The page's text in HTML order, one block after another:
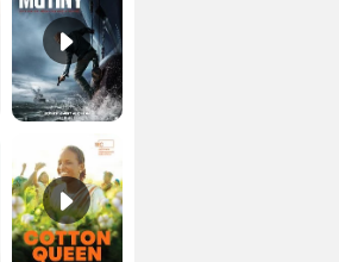
Cotton Queen Bande-annonce VO STFR